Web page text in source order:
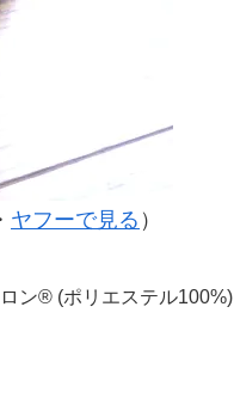
ヤフーで見る ）
ン® (ポリエステル100%)